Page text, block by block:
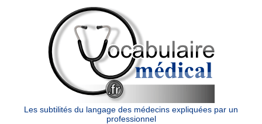
Les subtilités du langage des médecins expliquées par un
professionnel